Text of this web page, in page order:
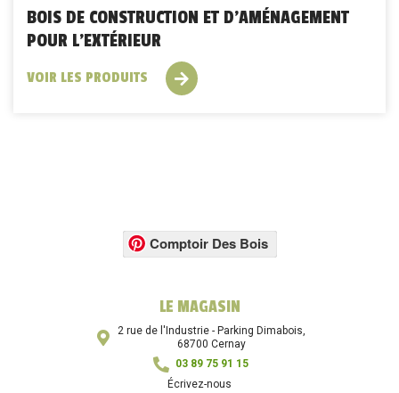
BOIS DE CONSTRUCTION ET D’AMÉNAGEMENT
POUR L’EXTÉRIEUR
VOIR LES PRODUITS
Comptoir Des Bois
LE MAGASIN
2 rue de l'Industrie - Parking Dimabois,
68700 Cernay
03 89 75 91 15
Écrivez-nous